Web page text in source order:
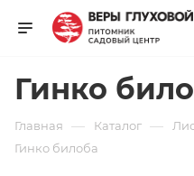
Гинко
Главная — Каталог —
Гинко билоба